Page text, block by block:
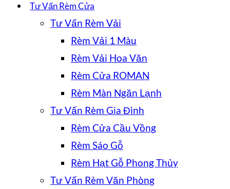
Tư Vấn Rèm Cửa
Tư Vấn Rèm Vải
Rèm Vải 1 Màu
Rèm Vải Hoa Văn
Rèm Cửa ROMAN
Rèm Màn Ngăn Lạnh
Tư Vấn Rèm Gia Đình
Rèm Cửa Cầu Vồng
Rèm Sáo Gỗ
Rèm Hạt Gỗ Phong Thủy
Tư Vấn Rèm Văn Phòng